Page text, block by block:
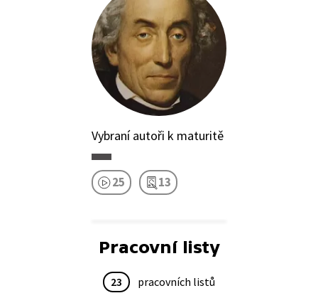
Vybraní autoři k maturitě
25 13
Pracovní listy
23 pracovních listů